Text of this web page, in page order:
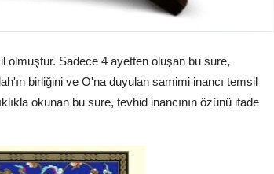
olmuştur. Sadece 4 ayetten oluşan bu sure,
birliğini ve O'na duyulan samimi inancı temsil
okunan bu sure, tevhid inancının özünü ifade